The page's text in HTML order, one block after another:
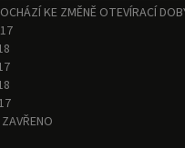
KE ZMĚNĚ OTEVÍRACÍ